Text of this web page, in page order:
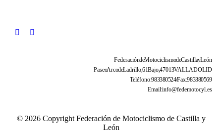
Federación de Motociclismo de Castilla y León
Paseo Arco de Ladrillo, 61 Bajo, 47013 VALLADOLID
Teléfono: 983 38 05 24 / Fax: 983 38 05 69
Email: info@fedemotocyl.es
© 2026 Copyright Federación de Motociclismo de Castilla y
León